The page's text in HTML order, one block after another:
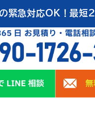
緊急対応OK！最短